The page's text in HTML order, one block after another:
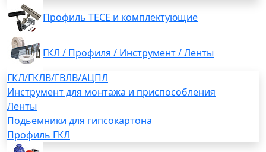
Профиль TECE и комплектующие
ГКЛ / Профиля / Инструмент / Ленты
ГКЛ/ГКЛВ/ГВЛВ/АЦПЛ
Инструмент для монтажа и приспособления
Ленты
Подьемники для гипсокартона
Профиль ГКЛ